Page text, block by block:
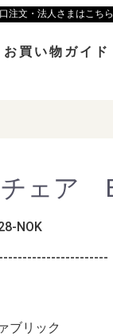
お買い物ガイド
注文・法人さまはこちら
ェア
NOK
ブリック